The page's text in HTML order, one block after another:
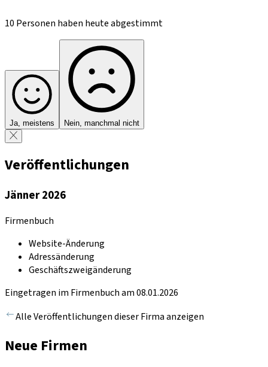
10 Personen haben heute abgestimmt
Ja, meistens Nein, manchmal nicht
Veröffentlichungen
Jänner 2026
Firmenbuch
Website-Änderung
Adressänderung
Geschäftszweigänderung
Eingetragen im Firmenbuch am 08.01.2026
Alle Veröffentlichungen dieser Firma anzeigen
Neue Firmen